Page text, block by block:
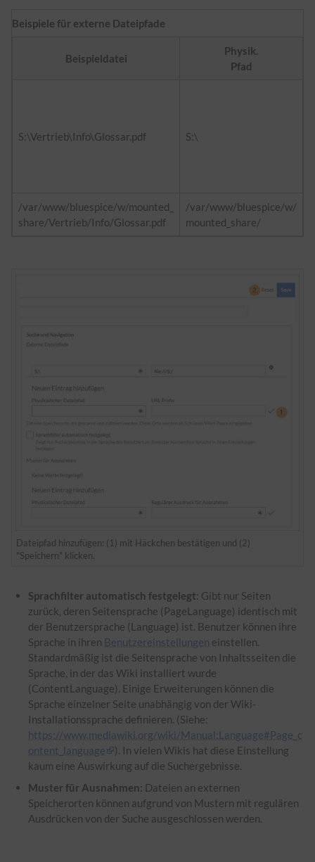
Beispiele für externe Dateipfade
Beispieldatei
Physik.
Pfad
S:\Vertrieb\Info\Glossar.pdf S:\
/var/www/bluespice/w/mounted_
share/Vertrieb/Info/Glossar.pdf
/var/www/bluespice/w/
mounted_share/
Dateipfad hinzufügen: (1) mit Häckchen bestätigen und (2)
"Speichern" klicken.
Sprachfilter automatisch festgelegt: Gibt nur Seiten
zurück, deren Seitensprache (PageLanguage) identisch mit
der Benutzersprache (Language) ist. Benutzer können ihre
Sprache in ihren Benutzereinstellungen einstellen.
Standardmäßig ist die Seitensprache von Inhaltsseiten die
Sprache, in der das Wiki installiert wurde
(ContentLanguage). Einige Erweiterungen können die
Sprache einzelner Seite unabhängig von der Wiki-
Installationssprache definieren. (Siehe:
https://www.mediawiki.org/wiki/Manual:Language#Page_c
ontent_language
). In vielen Wikis hat diese Einstellung
kaum eine Auswirkung auf die Suchergebnisse.
Muster für Ausnahmen: Dateien an externen
Speicherorten können aufgrund von Mustern mit regulären
Ausdrücken von der Suche ausgeschlossen werden.